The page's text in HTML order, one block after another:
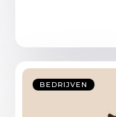
BEDRIJVEN